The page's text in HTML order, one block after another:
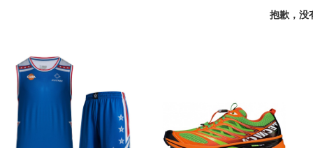
抱歉，没